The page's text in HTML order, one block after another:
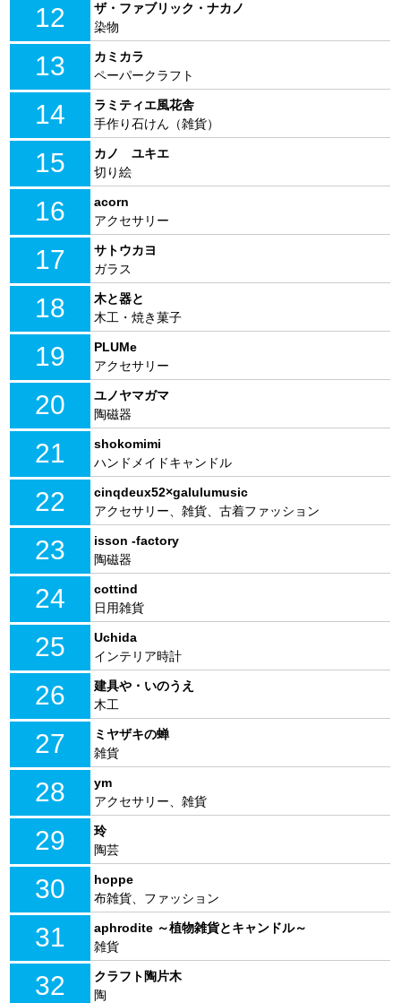
12
ザ・ファブリック・ナカノ
染物
13
カミカラ
ペーパークラフト
14
ラミティエ風花舎
手作り石けん（雑貨）
15
カノ ユキエ
切り絵
16
acorn
アクセサリー
17
サトウカヨ
ガラス
18
木と器と
木工・焼き菓子
19
PLUMe
アクセサリー
20
ユノヤマガマ
陶磁器
21
shokomimi
ハンドメイドキャンドル
22
cinqdeux52×galulumusic
アクセサリー、雑貨、古着ファッション
23
isson -factory
陶磁器
24
cottind
日用雑貨
25
Uchida
インテリア時計
26
建具や・いのうえ
木工
27
ミヤザキの蝉
雑貨
28
ym
アクセサリー、雑貨
29
玲
陶芸
30
hoppe
布雑貨、ファッション
31
aphrodite ～植物雑貨とキャンドル～
雑貨
32
クラフト陶片木
陶